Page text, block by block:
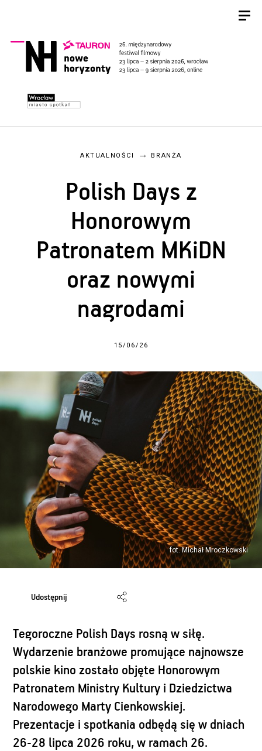
AKTUALNOŚCI BRANŻA
Polish Days z
Honorowym
Patronatem MKiDN
oraz nowymi
nagrodami
15/06/26
fot. Michał Mroczkowski
Udostępnij
Tegoroczne Polish Days rosną w siłę.
Wydarzenie branżowe promujące najnowsze
polskie kino zostało objęte Honorowym
Patronatem Ministry Kultury i Dziedzictwa
Narodowego Marty Cienkowskiej.
Prezentacje i spotkania odbędą się w dniach
26-28 lipca 2026 roku, w ramach 26.